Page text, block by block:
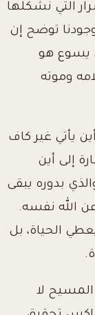
التي نشكلها
توضح إن
يسوع هو
وموته
يأتي غير كاف
إلى أين
بدوره يبقى
الله نفسه.
الحياة، بل
المسيح لا